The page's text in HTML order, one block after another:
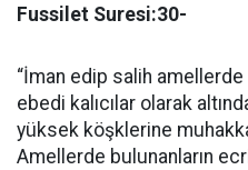
Fussilet Suresi:30-
“İman edip salih
ebedi kalıcılar olarak
yüksek köşklerine
Amellerde bulunanların